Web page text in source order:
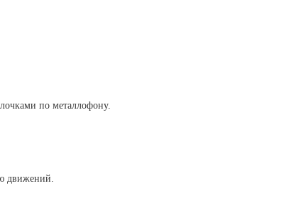
по металлофону.
движений.